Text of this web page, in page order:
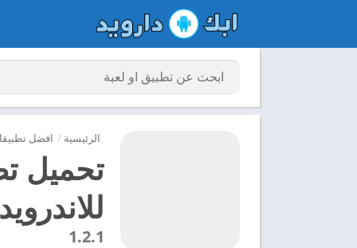
الرئيسية / افضل
للاندرويد 2025
1.2.1